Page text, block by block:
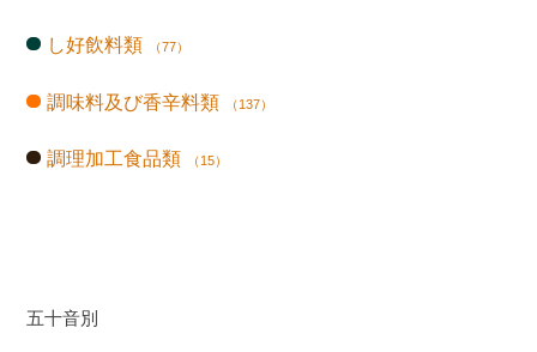
し好飲料類 （77）
調味料及び香辛料類 （137）
調理加工食品類 （15）
五十音別